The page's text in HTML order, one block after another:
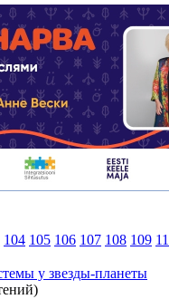
104 105 106 107 108 109
у звезды-планеты
)